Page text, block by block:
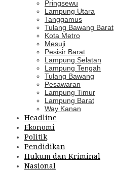
Pringsewu
Lampung Utara
Tanggamus
Tulang Bawang Barat
Kota Metro
Mesuji
Pesisir Barat
Lampung Selatan
Lampung Tengah
Tulang Bawang
Pesawaran
Lampung Timur
Lampung Barat
Way Kanan
Headline
Ekonomi
Politik
Pendidikan
Hukum dan Kriminal
Nasional